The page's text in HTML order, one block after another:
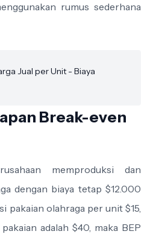
rumus sederhana
Jual per Unit - Biaya
Break-even
memproduksi dan
dengan biaya tetap $12.000
pakaian olahraga per unit $15,
adalah $40, maka BEP